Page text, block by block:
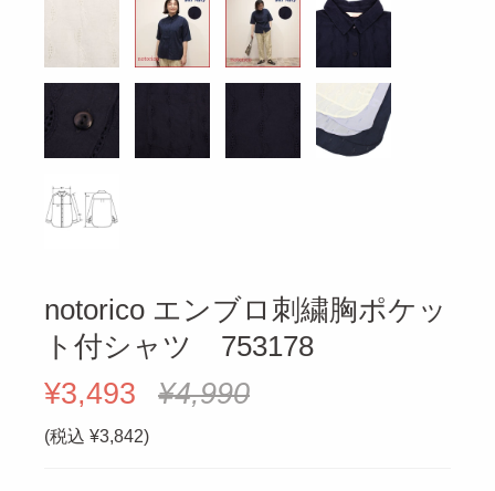
notorico エンブロ刺繍胸ポケッ
ト付シャツ 753178
¥3,493 ¥4,990
(税込 ¥3,842)